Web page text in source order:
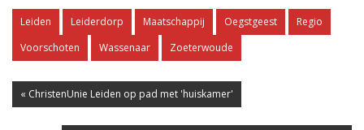
Leiden Leiderdorp Maatschappij Oegstgeest
Regio
Voorschoten
Wassenaar Zoeterwoude
« ChristenUnie Leiden op pad met 'huiskamer'